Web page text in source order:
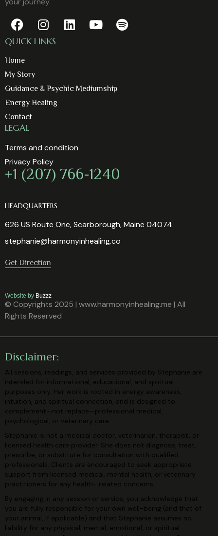
QUICK LINKS
Home
My Story
Guidance & Psychic Mediumship
Energy Healing
Contact
LEGAL
Terms and condition
Privacy Policy
+1 (207) 766-1240
HEADQUARTERS
626 US Route One, Scarborough, Maine 04074
stephanie@harmonyinhealing.co
Get Direction
Website by Buzzz
© Copyrights 2025 | www.harmonyinhealing.me | All
Rights Reserved
Disclaimer:
All sessions, readings, and services provided by Stephanie are
intended for informational, educational, and spiritual
purposes only. Her work is rooted in energy awareness,
intuition, and spiritual connection, and is designed to
complement—not replace—professional medical,
psychological, or veterinary care.
Stephanie is not a medical doctor, veterinarian, therapist, or
licensed health care provider. She does not diagnose, treat,
prescribe, or substitute for consultation with qualified
professionals. Clients are encouraged to seek appropriate
support from licensed medical, mental health, or veterinary
practitioners for any health- related concerns.
By engaging in any session or service, you acknowledge that
you are fully responsible for your own well-being (and that of
your animal, if applicable) and that Stephanie assumes no
liability for any physical, mental, emotional, or spiritual